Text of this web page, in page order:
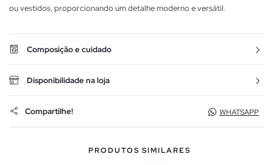
ou vestidos, proporcionando um detalhe moderno e versátil.
Composição e cuidado
Disponibilidade na loja
Compartilhe! WHATSAPP
PRODUTOS SIMILARES